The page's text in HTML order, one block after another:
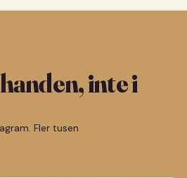
inte i
Fler tusen